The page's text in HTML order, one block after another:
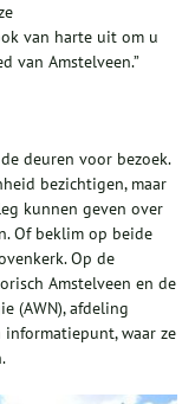
van harte uit om u
van Amstelveen.”
deuren voor bezoek.
bezichtigen, maar
kunnen geven over
Of beklim op beide
Op de
Amstelveen en de
(AWN), afdeling
informatiepunt, waar ze